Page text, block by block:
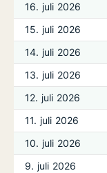
16. juli 2026
15. juli 2026
14. juli 2026
13. juli 2026
12. juli 2026
11. juli 2026
10. juli 2026
9. juli 2026